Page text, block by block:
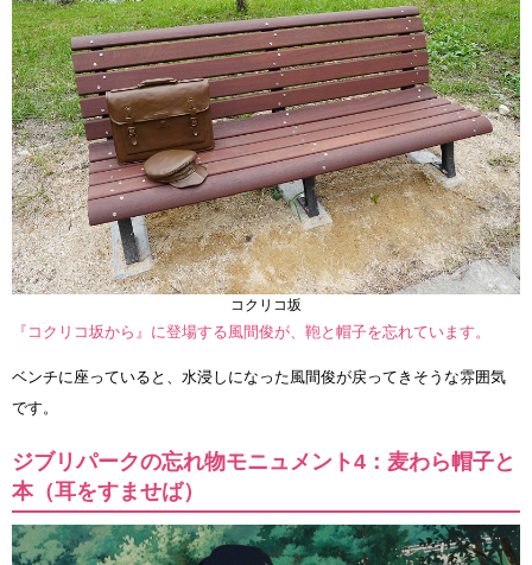
コクリコ坂
『コクリコ坂から』に登場する風間俊が、鞄と帽子を忘れています。
ベンチに座っていると、水浸しになった風間俊が戻ってきそうな雰囲気
です。
ジブリパークの忘れ物モニュメント4：麦わら帽子と
本（耳をすませば）